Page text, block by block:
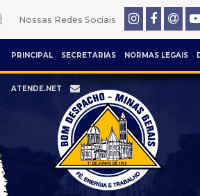
Nossas Redes Sociais
PRINCIPAL SECRETARIAS NORMAS LEGAIS
ATENDE.NET